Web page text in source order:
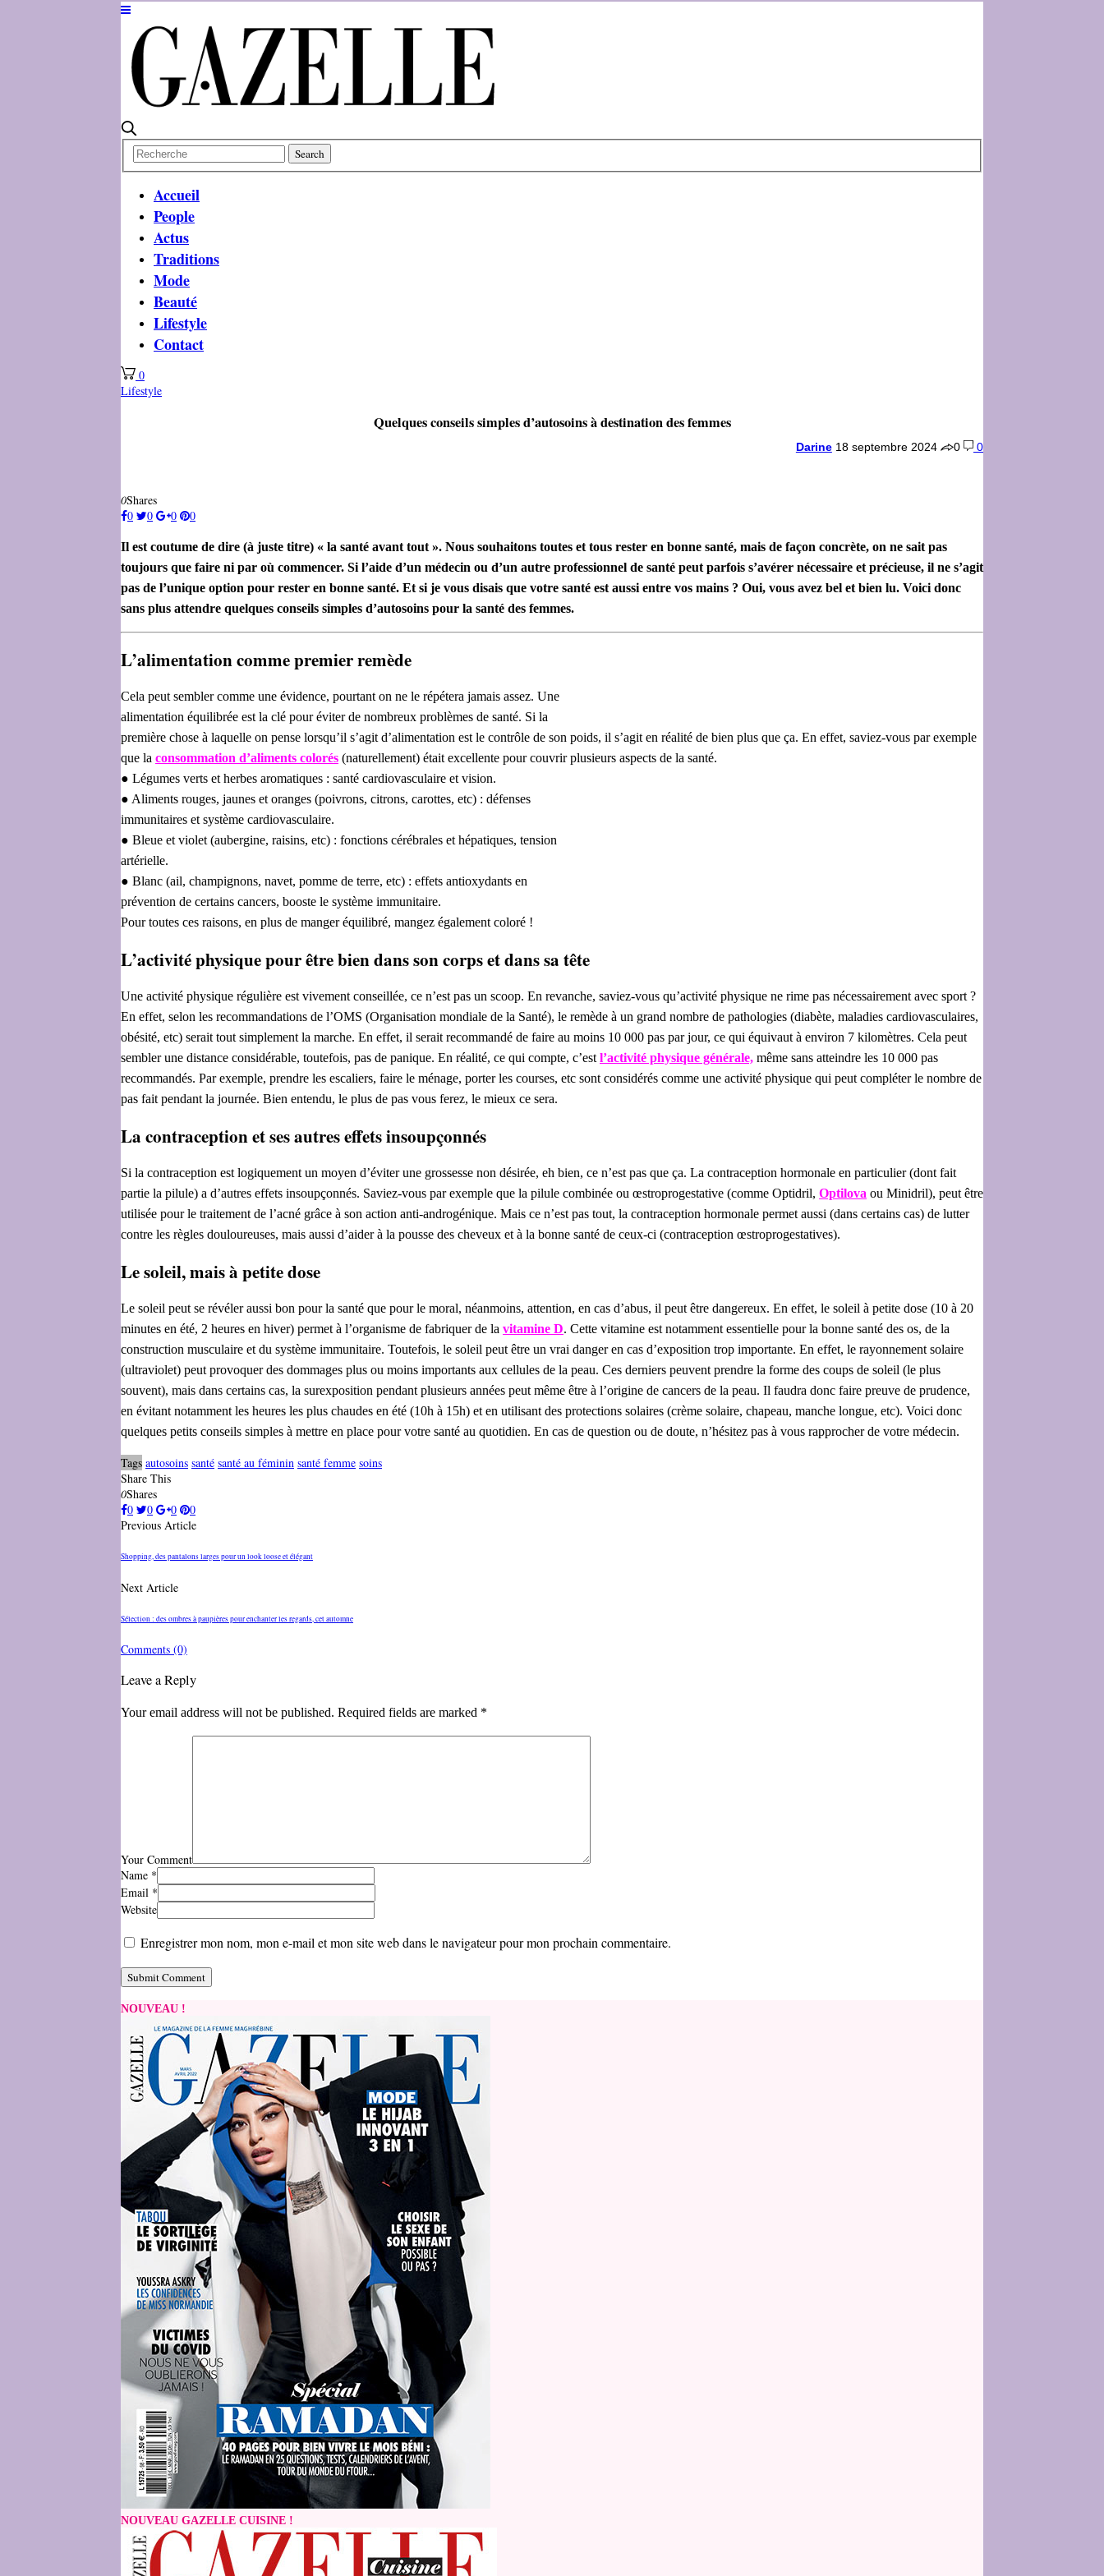
Accueil
People
Actus
Traditions
Mode
Beauté
Lifestyle
Contact
0
Lifestyle
Quelques conseils simples d’autosoins à destination des femmes
Darine 18 septembre 2024 0 0
0Shares
0
0 0 0
Il est coutume de dire (à juste titre) « la santé avant tout ». Nous souhaitons toutes et tous rester en bonne santé, mais de façon concrète, on ne sait pas
toujours que faire ni par où commencer. Si l’aide d’un médecin ou d’un autre professionnel de santé peut parfois s’avérer nécessaire et précieuse, il ne s’agit
pas de l’unique option pour rester en bonne santé. Et si je vous disais que votre santé est aussi entre vos mains ? Oui, vous avez bel et bien lu. Voici donc
sans plus attendre quelques conseils simples d’autosoins pour la santé des femmes.
L’alimentation comme premier remède
Cela peut sembler comme une évidence, pourtant on ne le répétera jamais assez. Une
alimentation équilibrée est la clé pour éviter de nombreux problèmes de santé. Si la
première chose à laquelle on pense lorsqu’il s’agit d’alimentation est le contrôle de son poids, il s’agit en réalité de bien plus que ça. En effet, saviez-vous par exemple
que la consommation d’aliments colorés (naturellement) était excellente pour couvrir plusieurs aspects de la santé.
● Légumes verts et herbes aromatiques : santé cardiovasculaire et vision.
● Aliments rouges, jaunes et oranges (poivrons, citrons, carottes, etc) : défenses
immunitaires et système cardiovasculaire.
● Bleue et violet (aubergine, raisins, etc) : fonctions cérébrales et hépatiques, tension
artérielle.
● Blanc (ail, champignons, navet, pomme de terre, etc) : effets antioxydants en
prévention de certains cancers, booste le système immunitaire.
Pour toutes ces raisons, en plus de manger équilibré, mangez également coloré !
L’activité physique pour être bien dans son corps et dans sa tête
Une activité physique régulière est vivement conseillée, ce n’est pas un scoop. En revanche, saviez-vous qu’activité physique ne rime pas nécessairement avec sport ?
En effet, selon les recommandations de l’OMS (Organisation mondiale de la Santé), le remède à un grand nombre de pathologies (diabète, maladies cardiovasculaires,
obésité, etc) serait tout simplement la marche. En effet, il serait recommandé de faire au moins 10 000 pas par jour, ce qui équivaut à environ 7 kilomètres. Cela peut
sembler une distance considérable, toutefois, pas de panique. En réalité, ce qui compte, c’est l’activité physique générale, même sans atteindre les 10 000 pas
recommandés. Par exemple, prendre les escaliers, faire le ménage, porter les courses, etc sont considérés comme une activité physique qui peut compléter le nombre de
pas fait pendant la journée. Bien entendu, le plus de pas vous ferez, le mieux ce sera.
La contraception et ses autres effets insoupçonnés
Si la contraception est logiquement un moyen d’éviter une grossesse non désirée, eh bien, ce n’est pas que ça. La contraception hormonale en particulier (dont fait
partie la pilule) a d’autres effets insoupçonnés. Saviez-vous par exemple que la pilule combinée ou œstroprogestative (comme Optidril, Optilova ou Minidril), peut être
utilisée pour le traitement de l’acné grâce à son action anti-androgénique. Mais ce n’est pas tout, la contraception hormonale permet aussi (dans certains cas) de lutter
contre les règles douloureuses, mais aussi d’aider à la pousse des cheveux et à la bonne santé de ceux-ci (contraception œstroprogestatives).
Le soleil, mais à petite dose
Le soleil peut se révéler aussi bon pour la santé que pour le moral, néanmoins, attention, en cas d’abus, il peut être dangereux. En effet, le soleil à petite dose (10 à 20
minutes en été, 2 heures en hiver) permet à l’organisme de fabriquer de la vitamine D. Cette vitamine est notamment essentielle pour la bonne santé des os, de la
construction musculaire et du système immunitaire. Toutefois, le soleil peut être un vrai danger en cas d’exposition trop importante. En effet, le rayonnement solaire
(ultraviolet) peut provoquer des dommages plus ou moins importants aux cellules de la peau. Ces derniers peuvent prendre la forme des coups de soleil (le plus
souvent), mais dans certains cas, la surexposition pendant plusieurs années peut même être à l’origine de cancers de la peau. Il faudra donc faire preuve de prudence,
en évitant notamment les heures les plus chaudes en été (10h à 15h) et en utilisant des protections solaires (crème solaire, chapeau, manche longue, etc). Voici donc
quelques petits conseils simples à mettre en place pour votre santé au quotidien. En cas de question ou de doute, n’hésitez pas à vous rapprocher de votre médecin.
Tags autosoins santé santé au féminin santé femme soins
Share This
0Shares
0
0 0
0
Previous Article
Shopping, des pantalons larges pour un look loose et élégant
Next Article
Sélection : des ombres à paupières pour enchanter les regards, cet automne
Comments (0)
Leave a Reply
Your email address will not be published. Required fields are marked *
Your Comment
Name *
Email *
Website
Enregistrer mon nom, mon e-mail et mon site web dans le navigateur pour mon prochain commentaire.
NOUVEAU !
NOUVEAU GAZELLE CUISINE !